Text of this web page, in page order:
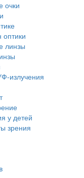
очки
линзы
излучения
у детей
зрения